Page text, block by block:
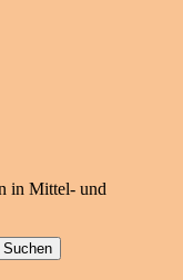
in Mittel- und
Suchen